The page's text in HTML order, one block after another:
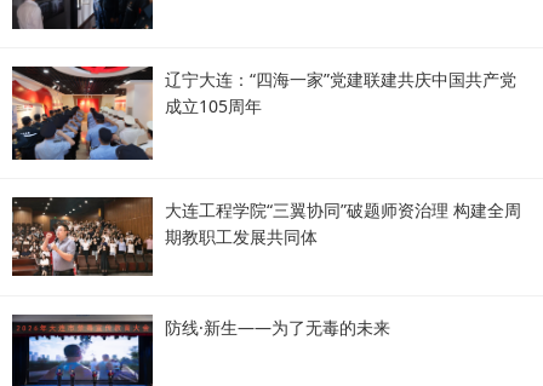
辽宁大连：“四海一家”党建联建共庆中国共产党
成立105周年
大连工程学院“三翼协同”破题师资治理 构建全周
期教职工发展共同体
防线·新生——为了无毒的未来